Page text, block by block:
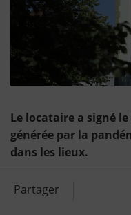
Le locataire a signé
générée par la
dans les lieux.
Le paiement du loyer
Partager